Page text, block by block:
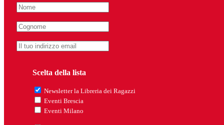
Scelta della lista
Newsletter la Libreria dei Ragazzi
Eventi Brescia
Eventi Milano